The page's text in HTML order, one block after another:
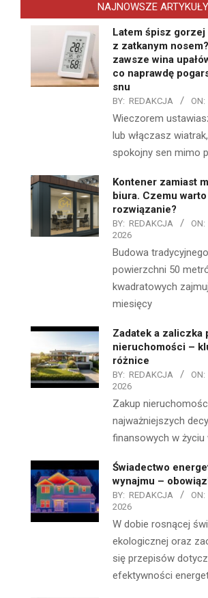
NAJNOWSZE ARTYKUŁY
Latem śpisz
z zatkanym
zawsze wina
co naprawdę
snu
BY: REDAKCJA ON:
Wieczorem
lub włączasz
spokojny sen mimo
Kontener zamiast
biura. Czemu
rozwiązanie?
BY: REDAKCJA ON:
2026
Budowa
powierzchni 50
kwadratowych
miesięcy
Zadatek a zaliczka
nieruchomości –
różnice
BY: REDAKCJA ON:
2026
Zakup
najważniejszych
finansowych w życiu
Świadectwo
wynajmu –
BY: REDAKCJA ON:
2026
W dobie rosnącej
ekologicznej oraz
się przepisów
efektywności